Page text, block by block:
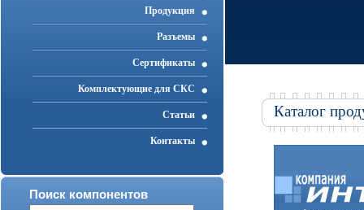
Продукция
Разъемы
Cертификаты
Комплектующие для СКС
Статьи
Контакты
Поиск компонентов
Каталог